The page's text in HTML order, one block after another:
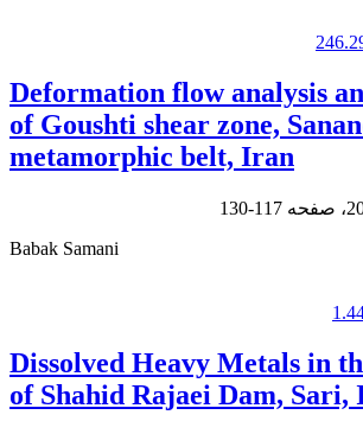
Deformation flow analysis
of Goushti shear zone,
metamorphic belt, Iran
117-130
Babak Samani
Dissolved Heavy Metals in
of Shahid Rajaei Dam, Sari,